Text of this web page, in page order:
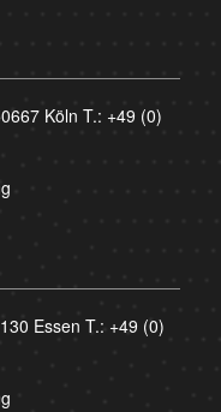
Köln T.: +49 (0)
Essen T.: +49 (0)